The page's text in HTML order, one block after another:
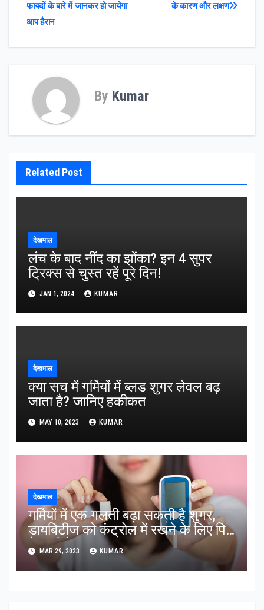
navigation
के कारण और लक्षण
फायदों के बारे में जानकर हो जायेगा
आप हैरान
By Kumar
Related Post
देखभाल
लंच के बाद नींद का झोंका? इन 4 सुपर
ट्रिक्स से चुस्त रहें पूरे दिन!
JAN 1, 2024 KUMAR
देखभाल
क्या सच में गर्मियों में ब्लड शुगर लेवल बढ़
जाता है? जानिए हकीकत
MAY 10, 2023 KUMAR
देखभाल
गर्मियों में एक गलती बढ़ा सकती है शुगर,
डायबिटीज को कंट्रोल में रखने के लिए पिएं
ये 5 चीजें
MAR 29, 2023 KUMAR